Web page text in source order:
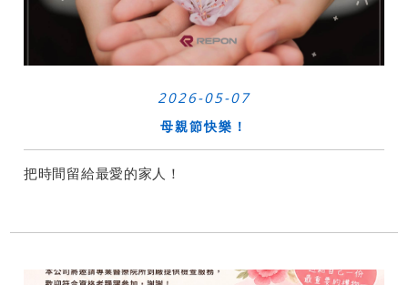
2026-05-07
母親節快樂！
把時間留給最愛的家人！